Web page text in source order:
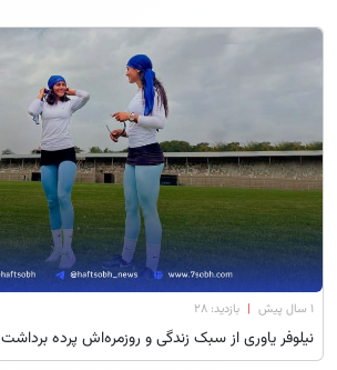
۱ سال پیش | بازدید: 28
نیلوفر یاوری از سبک زندگی و روزمره‌اش پرده برداشت